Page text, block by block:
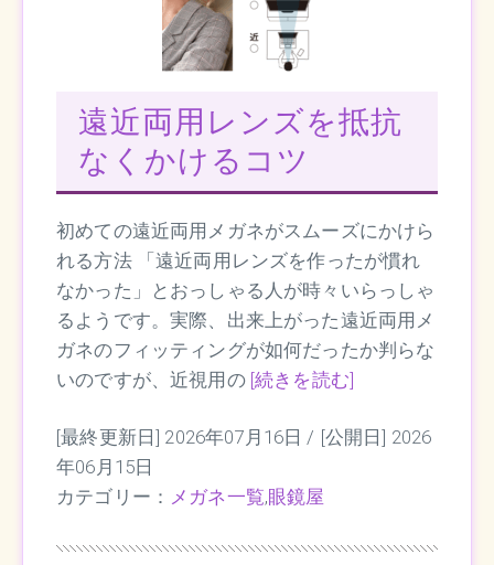
遠近両用レンズを抵抗
なくかけるコツ
初めての遠近両用メガネがスムーズにかけら
れる方法 「遠近両用レンズを作ったが慣れ
なかった」とおっしゃる人が時々いらっしゃ
るようです。実際、出来上がった遠近両用メ
ガネのフィッティングが如何だったか判らな
いのですが、近視用の [続きを読む]
[最終更新日] 2026年07月16日 / [公開日] 2026
年06月15日
カテゴリー： メガネ一覧,眼鏡屋